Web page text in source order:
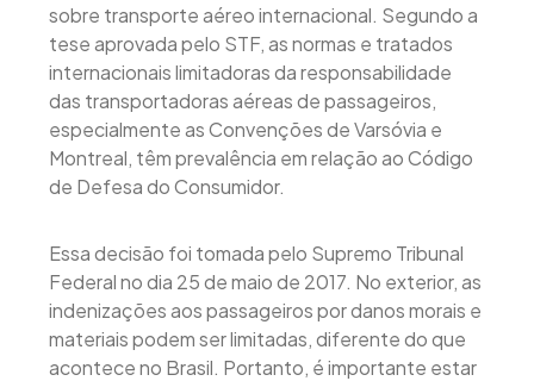
sobre transporte aéreo internacional. Segundo a
tese aprovada pelo STF, as normas e tratados
internacionais limitadoras da responsabilidade
das transportadoras aéreas de passageiros,
especialmente as Convenções de Varsóvia e
Montreal, têm prevalência em relação ao Código
de Defesa do Consumidor.
Essa decisão foi tomada pelo Supremo Tribunal
Federal no dia 25 de maio de 2017. No exterior, as
indenizações aos passageiros por danos morais e
materiais podem ser limitadas, diferente do que
acontece no Brasil. Portanto, é importante estar